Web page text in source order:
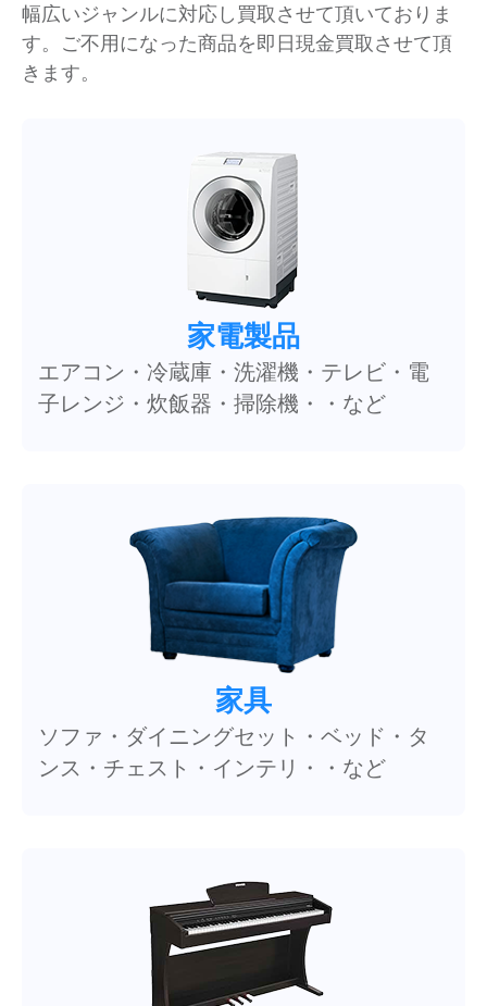
幅広いジャンルに対応し買取させて頂いておりま
す。ご不用になった商品を即日現金買取させて頂
きます。
家電製品
エアコン・冷蔵庫・洗濯機・テレビ・電
子レンジ・炊飯器・掃除機・・など
家具
ソファ・ダイニングセット・ベッド・タ
ンス・チェスト・インテリ・・など